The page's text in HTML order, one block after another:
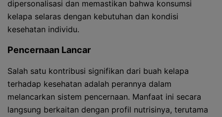
dipersonalisasi dan memastikan bahwa konsumsi
kelapa selaras dengan kebutuhan dan kondisi
kesehatan individu.
Pencernaan Lancar
Salah satu kontribusi signifikan dari buah kelapa
terhadap kesehatan adalah perannya dalam
melancarkan sistem pencernaan. Manfaat ini secara
langsung berkaitan dengan profil nutrisinya, terutama